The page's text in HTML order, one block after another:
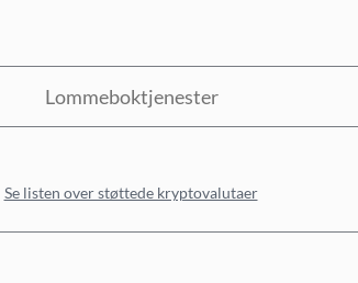
Lommeboktjenester
Se listen over støttede kryptovalutaer